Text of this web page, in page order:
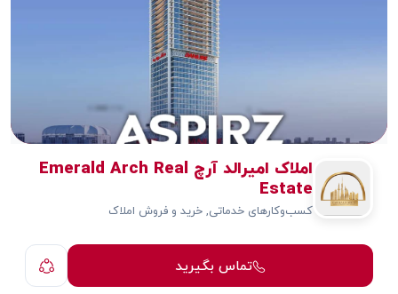
املاک امیرالد آرچ Emerald Arch Real
Estate
کسب‌وکارهای خدماتی, خرید و فروش املاک
تماس بگیرید